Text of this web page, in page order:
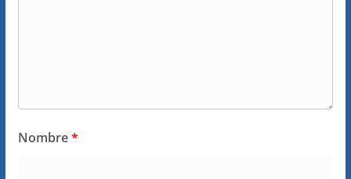
Nombre*